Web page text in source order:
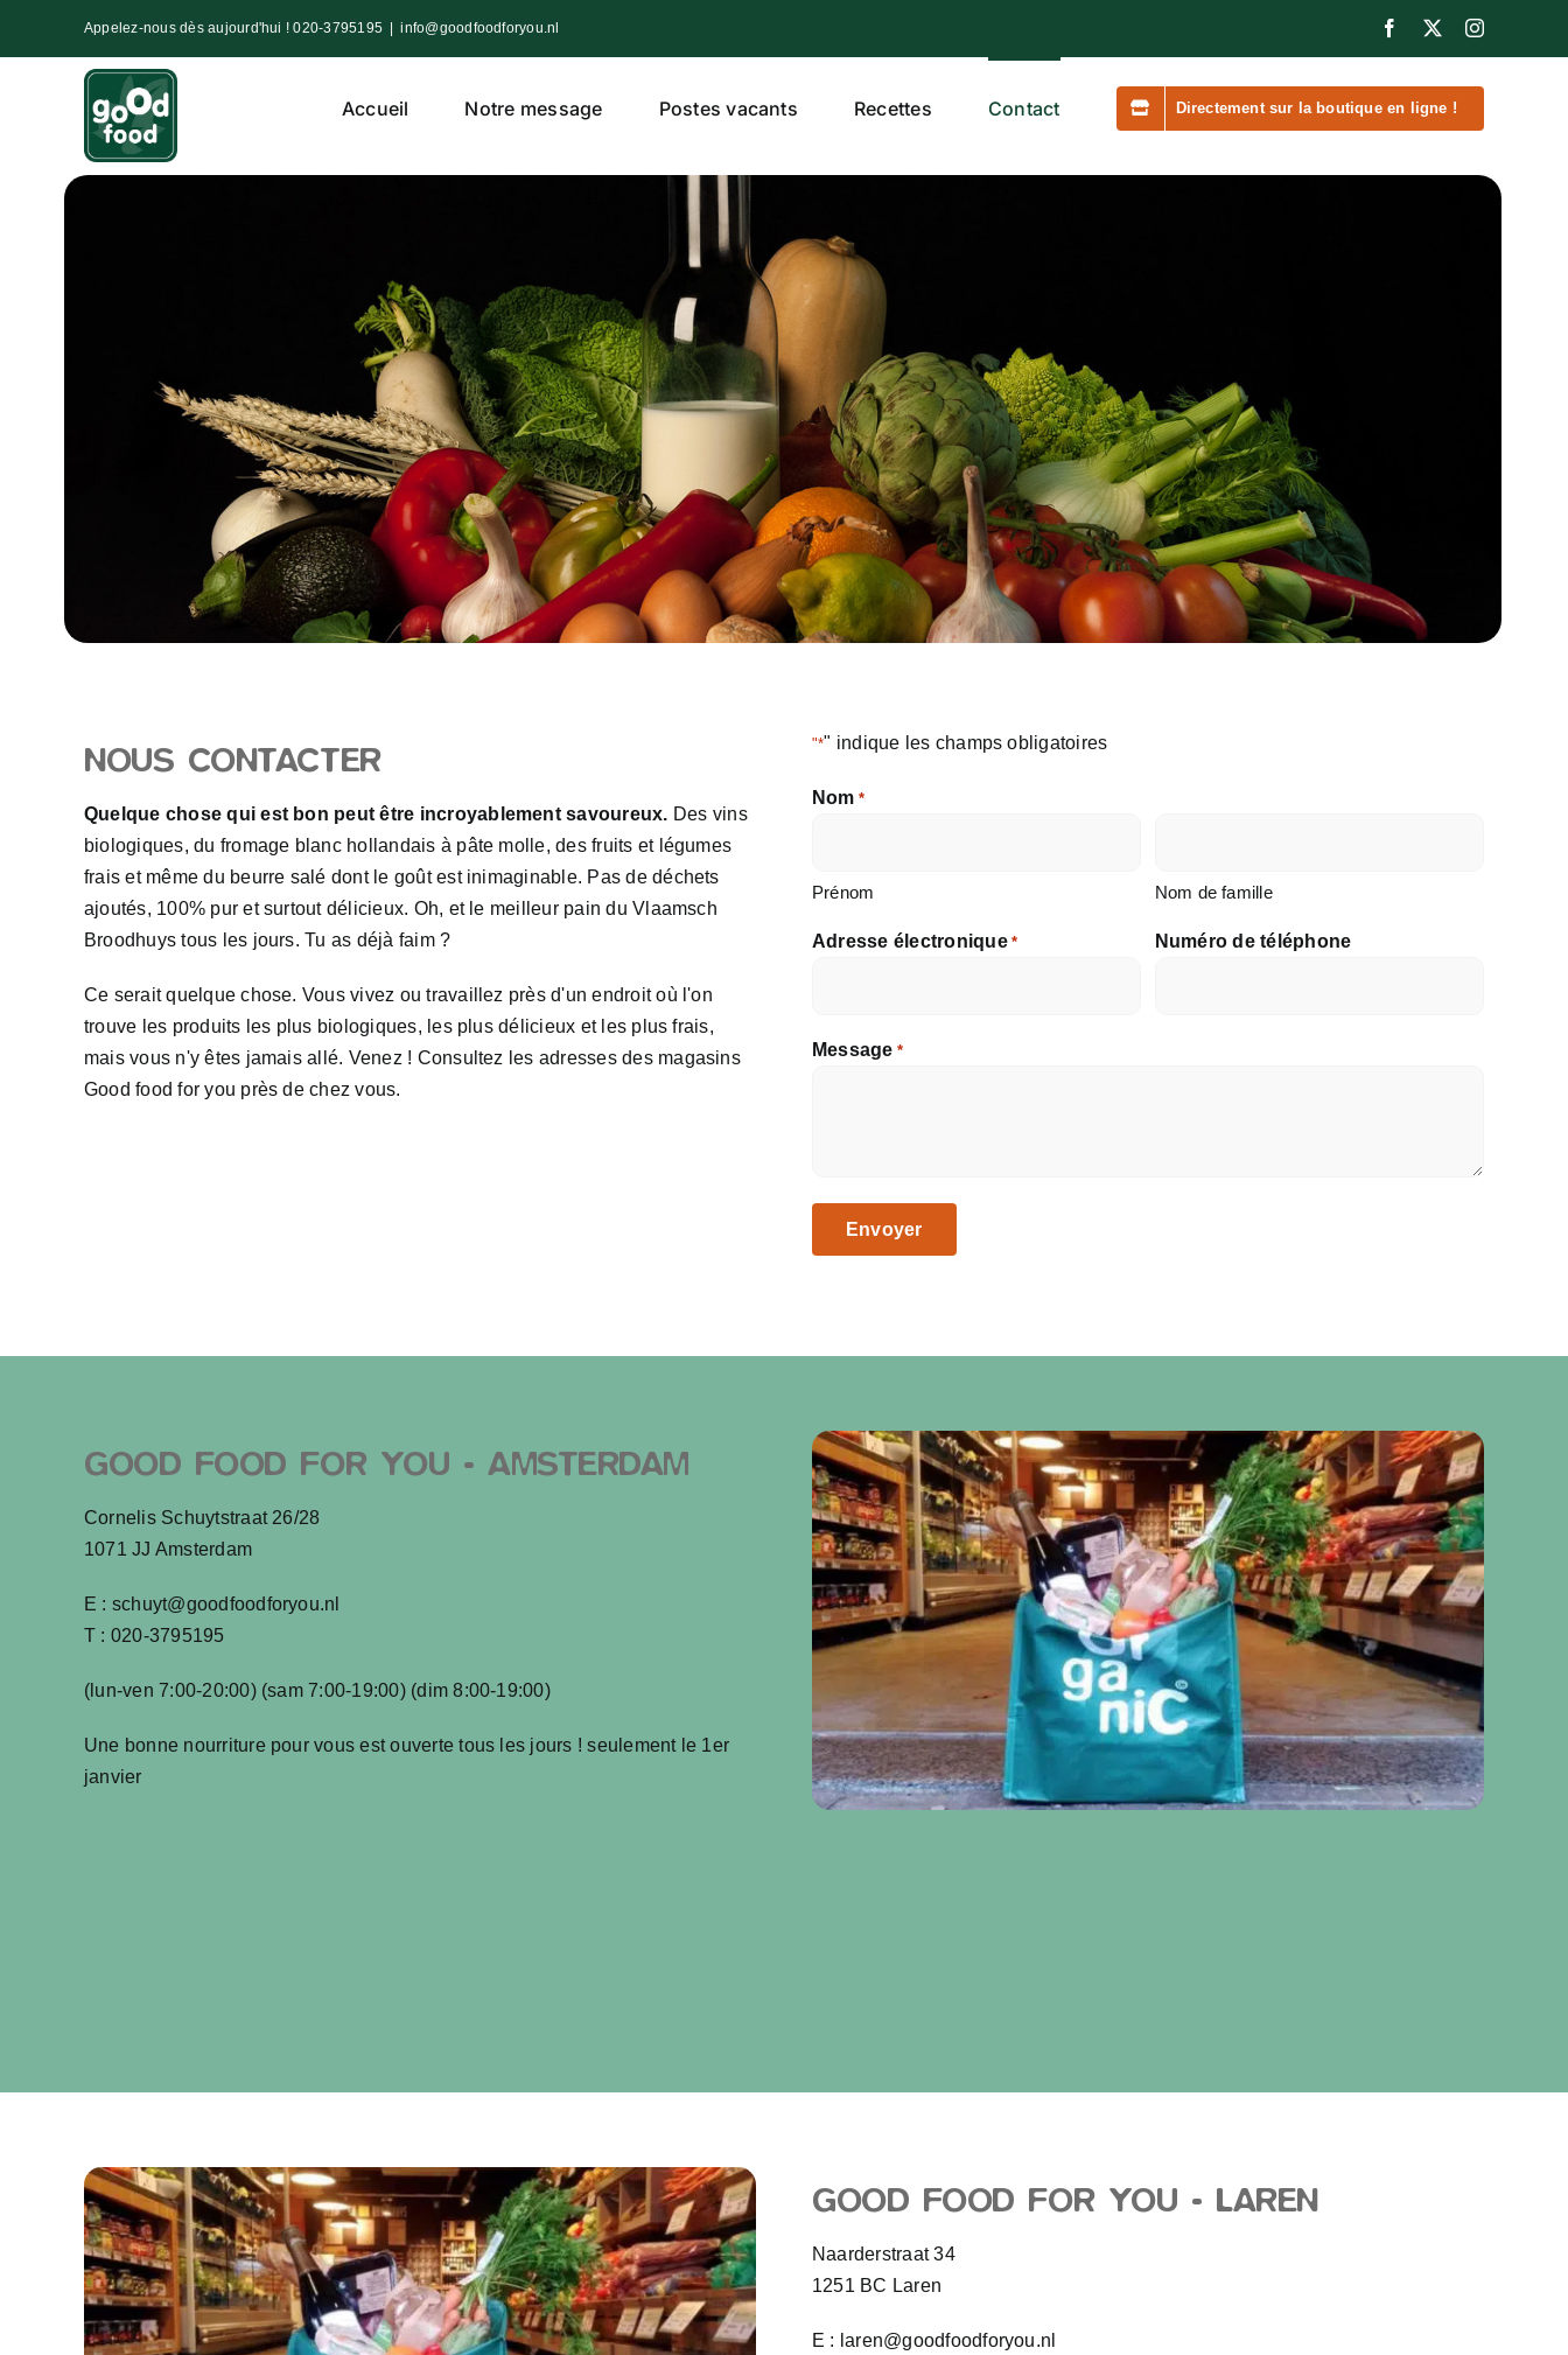
Appelez-nous dès aujourd'hui !020-3795195 info@goodfoodforyou.nl Facebook
X Instagram
Accueil Notre message Postes vacants Recettes Contact Directement sur la boutique en ligne !
NOUS CONTACTER
Quelque chose qui est bon peut être incroyablement savoureux. Des vins
biologiques, du fromage blanc hollandais à pâte molle, des fruits et légumes
frais et même du beurre salé dont le goût est inimaginable. Pas de déchets
ajoutés, 100% pur et surtout délicieux. Oh, et le meilleur pain du Vlaamsch
Broodhuys tous les jours. Tu as déjà faim ?
Ce serait quelque chose. Vous vivez ou travaillez près d'un endroit où l'on
trouve les produits les plus biologiques, les plus délicieux et les plus frais,
mais vous n'y êtes jamais allé. Venez ! Consultez les adresses des magasins
Good food for you près de chez vous.
"*" indique les champs obligatoires
Nom *
Prénom Nom de famille
Adresse électronique * Numéro de téléphone
Message *
GOOD FOOD FOR YOU - AMSTERDAM
Cornelis Schuytstraat 26/28
1071 JJ Amsterdam
E : schuyt@goodfoodforyou.nl
T : 020-3795195
(lun-ven 7:00-20:00) (sam 7:00-19:00) (dim 8:00-19:00)
Une bonne nourriture pour vous est ouverte tous les jours ! seulement le 1er
janvier
GOOD FOOD FOR YOU - LAREN
Naarderstraat 34
1251 BC Laren
E : laren@goodfoodforyou.nl